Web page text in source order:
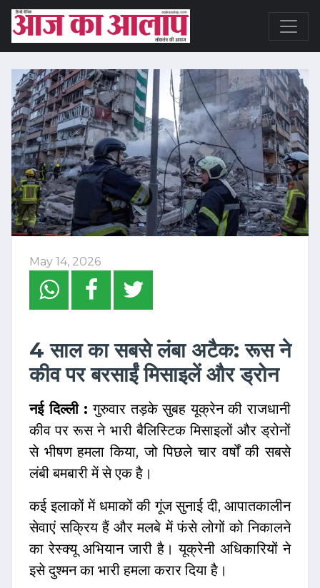
May 14, 2026
4 साल का सबसे लंबा अटैक: रूस ने
कीव पर बरसाईं मिसाइलें और ड्रोन
नई दिल्ली : गुरुवार तड़के सुबह यूक्रेन की राजधानी
कीव पर रूस ने भारी बैलिस्टिक मिसाइलों और ड्रोनों
से भीषण हमला किया, जो पिछले चार वर्षों की सबसे
लंबी बमबारी में से एक है।
कई इलाकों में धमाकों की गूंज सुनाई दी, आपातकालीन
सेवाएं सक्रिय हैं और मलबे में फंसे लोगों को निकालने
का रेस्क्यू अभियान जारी है। यूक्रेनी अधिकारियों ने
इसे दुश्मन का भारी हमला करार दिया है।